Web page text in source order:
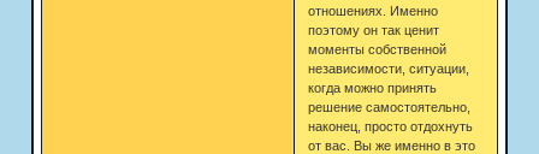
отношениях. Именно
поэтому он так ценит
моменты собственной
независимости, ситуации,
когда можно принять
решение самостоятельно,
наконец, просто отдохнуть
от вас. Вы же именно в это